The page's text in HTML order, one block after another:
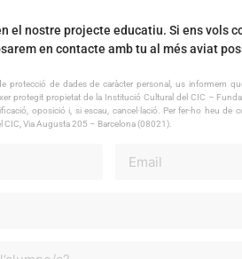
el nostre projecte educatiu. Si ens vols
en contacte amb tu al més aviat
protecció de dades de caràcter personal, us informem
protegit propietat de la Institució Cultural del CIC –
oposició i, si escau, cancel·lació. Per fer-ho heu de
Via Augusta 205 – Barcelona (08021).